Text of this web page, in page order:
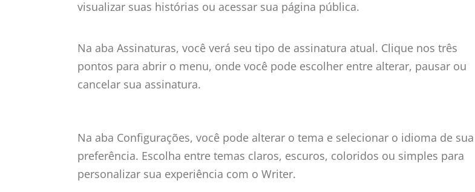
visualizar suas histórias ou acessar sua página pública.
Na aba Assinaturas, você verá seu tipo de assinatura atual. Clique nos três
pontos para abrir o menu, onde você pode escolher entre alterar, pausar ou
cancelar sua assinatura.
Na aba Configurações, você pode alterar o tema e selecionar o idioma de sua
preferência. Escolha entre temas claros, escuros, coloridos ou simples para
personalizar sua experiência com o Writer.